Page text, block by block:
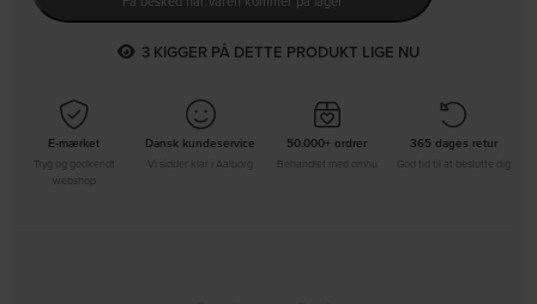
3 KIGGER PÅ DETTE PRODUKT LIGE NU
E-mærket
Tryg og godkendt
Dansk kundeservice
Vi sidder klar i Aalborg
50.000+ ordrer
Behandlet med omhu
365 dages retur
God tid til at beslutte dig